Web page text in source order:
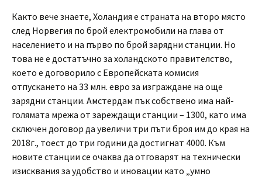
Както вече знаете, Холандия е страната на второ място
след Норвегия по брой електромобили на глава от
населението и на първо по брой зарядни станции. Но
това не е достатъчно за холандското правителство,
което е договорило с Европейската комисия
отпускането на 33 млн. евро за изграждане на още
зарядни станции. Амстердам пък собствено има най-
голямата мрежа от зареждащи станции – 1300, като има
сключен договор да увеличи три пъти броя им до края на
2018г., тоест до три години да достигнат 4000. Към
новите станции се очаква да отговарят на технически
изисквания за удобство и иновации като „умно